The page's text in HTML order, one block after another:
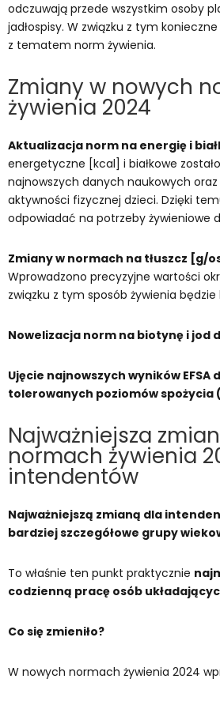
odczuwają przede wszystkim osoby
jadłospisy. W związku z tym
z tematem norm żywienia.
Zmiany w nowych
żywienia 2024
Aktualizacja norm na energię i
energetyczne [kcal] i białkowe
najnowszych danych naukowych
aktywności fizycznej dzieci. Dzięki
odpowiadać na potrzeby żywieniowe
Zmiany w normach na tłuszcz [g/
Wprowadzono precyzyjne wartości
związku z tym sposób żywienia
Nowelizacja norm na biotynę i jod
Ujęcie najnowszych wyników
tolerowanych poziomów spożycia
Najważniejsza
normach żywienia
intendentów
Najważniejszą zmianą dla
bardziej szczegółowe grupy
To właśnie ten punkt praktycznie
codzienną pracę osób
Co się zmieniło?
W nowych normach żywienia 2024